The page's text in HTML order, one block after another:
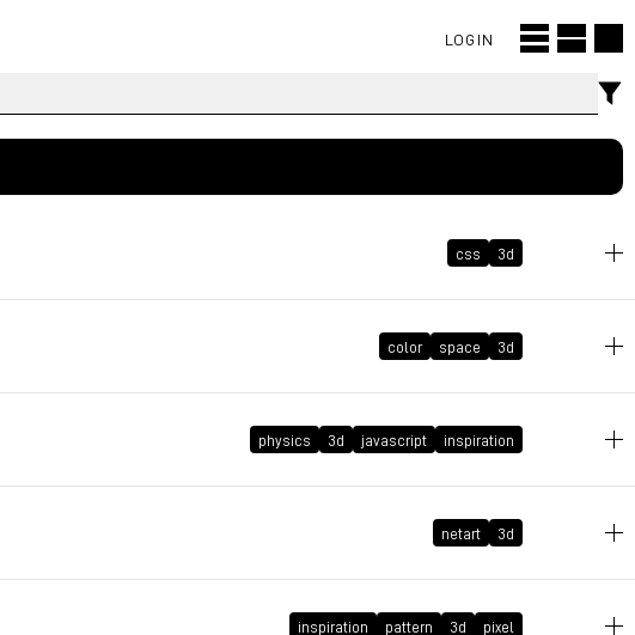
LOGIN
css 3d
color space 3d
physics 3d javascript inspiration
netart 3d
inspiration pattern 3d pixel